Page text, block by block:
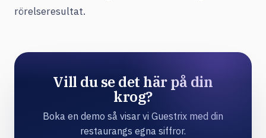
rörelseresultat.
Vill du se det här på din
krog?
Boka en demo så visar vi Guestrix med din
restaurangs egna siffror.